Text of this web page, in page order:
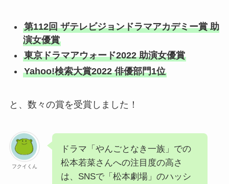
第112回 ザテレビジョンドラマアカデミー賞 助
演女優賞
東京ドラマアウォード2022 助演女優賞
Yahoo!検索大賞2022 俳優部門1位
と、数々の賞を受賞しました！
フクイくん
ドラマ「やんごとなき一族」での
松本若菜さんへの注目度の高さ
は、SNSで「松本劇場」のハッシ